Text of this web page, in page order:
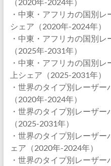
・中東・アフリカの国別
シェア（2020年-2024年）
・中東・アフリカの国別
（2025年-2031年）
・中東・アフリカの国別
上シェア（2025-2031年）
・世界のタイプ別レーザ
（2020年-2024年）
・世界のタイプ別レーザ
（2025-2031年）
・世界のタイプ別レーザ
ェア（2020年-2024年）
・世界のタイプ別レーザ